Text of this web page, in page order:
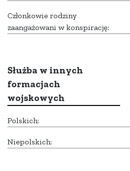
Członkowie rodziny
zaangażowani w konspirację:
Służba w innych
formacjach
wojskowych
Polskich:
Niepolskich: